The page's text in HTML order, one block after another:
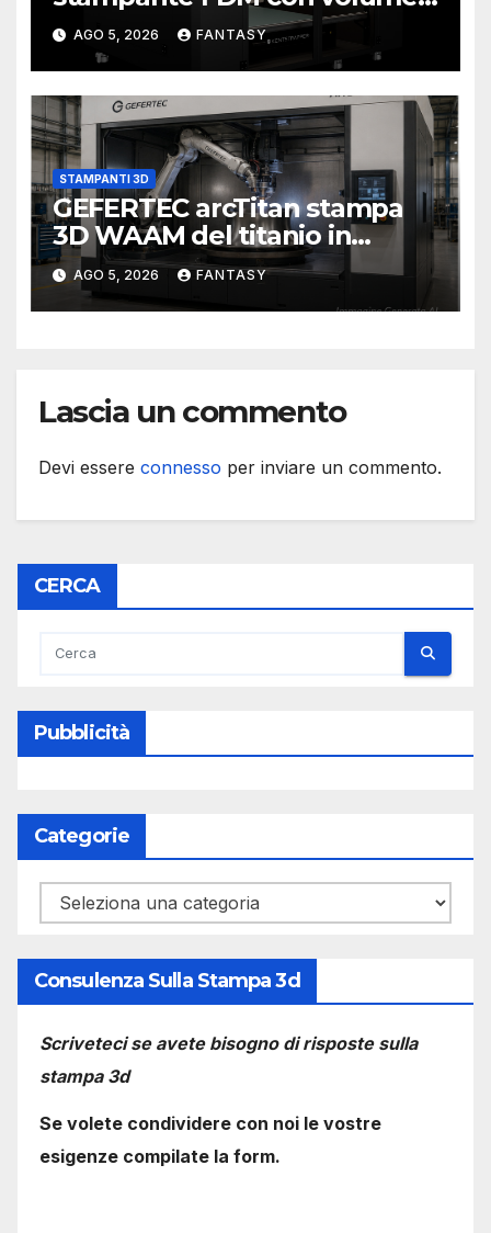
di stampa da un metro cubo
AGO 5, 2026 FANTASY
STAMPANTI 3D
GEFERTEC arcTitan stampa
3D WAAM del titanio in
camera inerte
AGO 5, 2026 FANTASY
Lascia un commento
Devi essere connesso per inviare un commento.
CERCA
Pubblicità
Categorie
Categorie
Consulenza Sulla Stampa 3d
Scriveteci se avete bisogno di risposte sulla
stampa 3d
Se volete condividere con noi le vostre
esigenze compilate la form.